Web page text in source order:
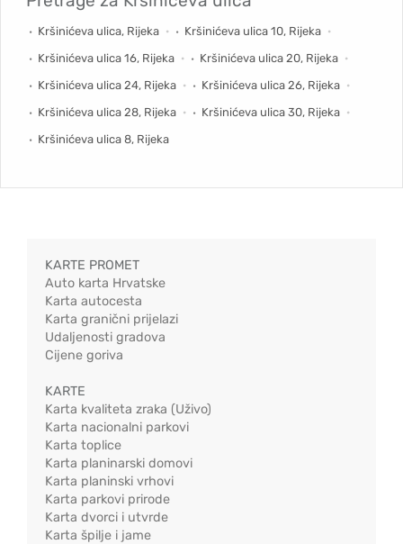
Kršinićeva ulica, Rijeka
Kršinićeva ulica 10, Rijeka
Kršinićeva ulica 16, Rijeka
Kršinićeva ulica 20, Rijeka
Kršinićeva ulica 24, Rijeka
Kršinićeva ulica 26, Rijeka
Kršinićeva ulica 28, Rijeka
Kršinićeva ulica 30, Rijeka
Kršinićeva ulica 8, Rijeka
KARTE PROMET
Auto karta Hrvatske
Karta autocesta
Karta granični prijelazi
Udaljenosti gradova
Cijene goriva
KARTE
Karta kvaliteta zraka (Uživo)
Karta nacionalni parkovi
Karta toplice
Karta planinarski domovi
Karta planinski vrhovi
Karta parkovi prirode
Karta dvorci i utvrde
Karta špilje i jame